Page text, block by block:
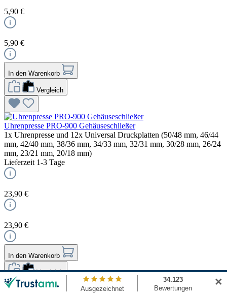
5,90 €
5,90 €
In den Warenkorb
Vergleich
Uhrenpresse PRO-900 Gehäuseschließer
1x Uhrenpresse und 12x Universal Druckplatten (50/48 mm, 46/44
mm, 42/40 mm, 38/36 mm, 34/33 mm, 32/31 mm, 30/28 mm, 26/24
mm, 23/21 mm, 20/18 mm)
Lieferzeit 1-3 Tage
23,90 €
23,90 €
In den Warenkorb
Vergleich
✕